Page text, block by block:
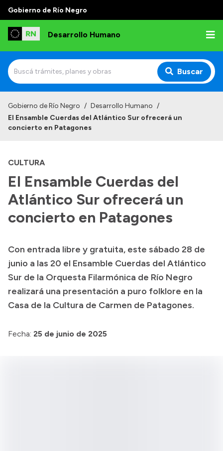
Gobierno de Río Negro
Desarrollo Humano
Buscar
Institucional
Autoridades
Delegaciones
Normativa
Presupuesto
Boletín Oficial
Compras y licitaciones
Consulta de expedientes
Convocatorias
Gobierno de Río Negro / Desarrollo Humano /
El Ensamble Cuerdas del Atlántico Sur ofrecerá un
concierto en Patagones
CULTURA
El Ensamble Cuerdas del
Atlántico Sur ofrecerá un
concierto en Patagones
Con entrada libre y gratuita, este sábado 28 de
junio a las 20 el Ensamble Cuerdas del Atlántico
Sur de la Orquesta Filarmónica de Río Negro
realizará una presentación a puro folklore en la
Casa de la Cultura de Carmen de Patagones.
Fecha: 25 de junio de 2025